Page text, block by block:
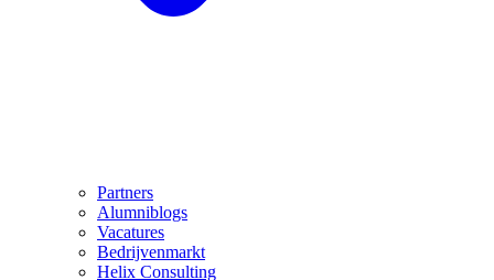
Partners
Alumniblogs
Vacatures
Bedrijvenmarkt
Helix Consulting